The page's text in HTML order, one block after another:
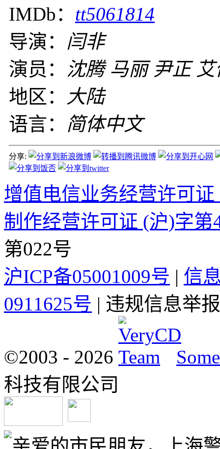
IMDb： tt5061814
导演： 闫非
演员： 沈腾 马丽 尹正
地区：
大陆
语言： 简体中文
分享:
增值电信业务经营许可证
制作经营许可证 (沪)字第
第022号
沪ICP备05001009号 | 信
0911625号 | 违规信息举
©2003 - 2026
科技有限公司